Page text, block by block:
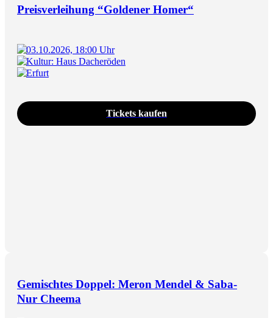
Preisverleihung “Goldener Homer“
03.10.2026, 18:00 Uhr
Kultur: Haus Dacheröden
Erfurt
Tickets kaufen
Gemischtes Doppel: Meron Mendel & Saba-
Nur Cheema